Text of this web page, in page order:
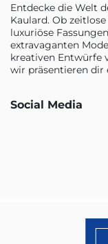
Entdecke die Welt
Kaulard. Ob
luxuriöse
extravaganten
kreativen Entwürfe
wir präsentieren dir
Social Media